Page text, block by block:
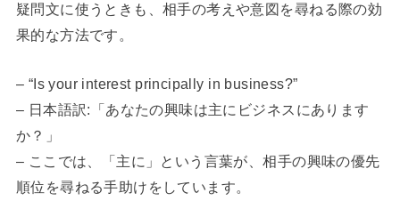
疑問文に使うときも、相手の考えや意図を尋ねる際の効
果的な方法です。
– “Is your interest principally in business?”
– 日本語訳:「あなたの興味は主にビジネスにあります
か？」
– ここでは、「主に」という言葉が、相手の興味の優先
順位を尋ねる手助けをしています。